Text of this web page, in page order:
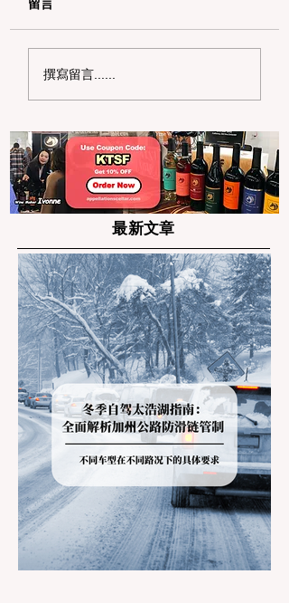
2026 年湾区送礼终极
留言
撰寫留言......
最新文章